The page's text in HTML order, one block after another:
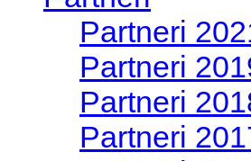
Partneri
Partneri
Partneri
Partneri